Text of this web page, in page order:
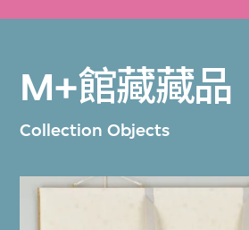
M+館藏藏品
Collection Objects